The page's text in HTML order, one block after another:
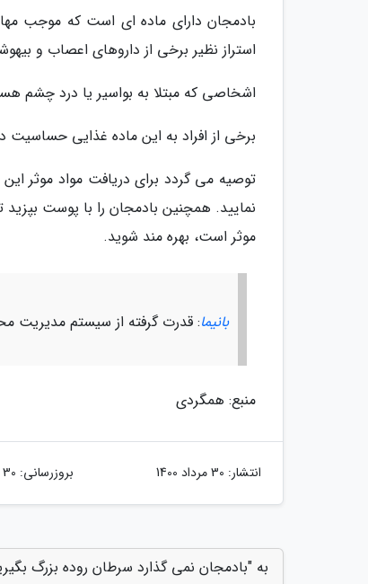
بادمجان دارای ماده ای است که موجب
استراز نظیر برخی از داروهای اعصاب و
اشخاصی که مبتلا به بواسیر یا درد چشم
برخی از افراد به این ماده غذایی حساسیت
توصیه می گردد برای دریافت مواد موثر
نمایید. همچنین بادمجان را با پوست
موثر است، بهره مند شوید.
بانیما: قدرت گرفته از سیستم مدیریت
منبع: همگردی
انتشار: 30 مرداد 1400 بروزرسانی: 30 مرداد 1400
به "بادمجان نمی گذارد سرطان روده بزرگ